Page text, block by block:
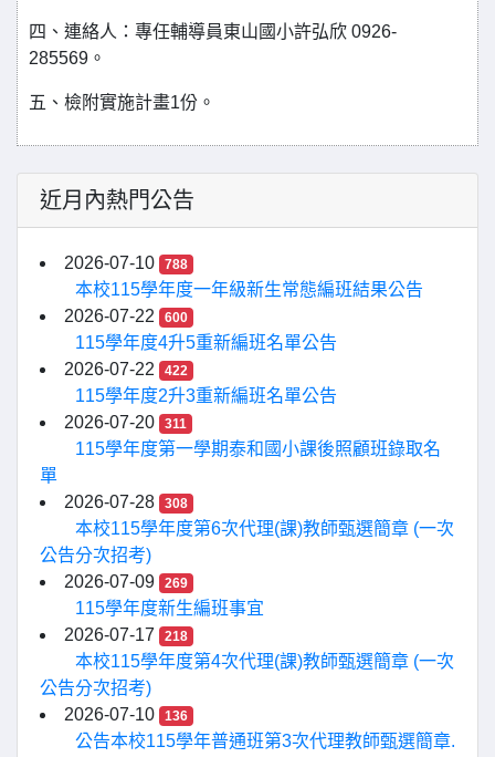
四、連絡人：專任輔導員東山國小許弘欣 0926-
285569。
五、檢附實施計畫1份。
近月內熱門公告
2026-07-10 788
本校115學年度一年級新生常態編班結果公告
2026-07-22
600
115學年度4升5重新編班名單公告
2026-07-22
422
115學年度2升3重新編班名單公告
2026-07-20
311
115學年度第一學期泰和國小課後照顧班錄取名
單
2026-07-28
308
本校115學年度第6次代理(課)教師甄選簡章 (一次
公告分次招考)
2026-07-09
269
115學年度新生編班事宜
2026-07-17
218
本校115學年度第4次代理(課)教師甄選簡章 (一次
公告分次招考)
2026-07-10
136
公告本校115學年普通班第3次代理教師甄選簡章.